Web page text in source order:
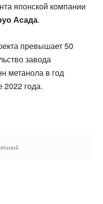
японской компании
Асада.
превышает 50
завода
метанола в год
2022 года.